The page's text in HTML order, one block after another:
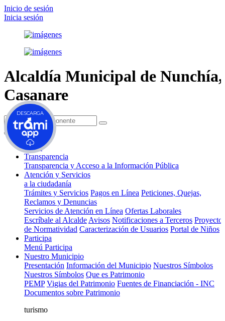
Inicio de sesión
Inicia sesión
Alcaldía Municipal de Nunchía,
Casanare
Inicio(current)
Transparencia
Transparencia y Acceso a la Información Pública
Atención y Servicios
a la ciudadanía
Trámites y Servicios Pagos en Línea Peticiones, Quejas,
Reclamos y Denuncias
Servicios de Atención en Línea Ofertas Laborales
Escríbale al Alcalde Avisos Notificaciones a Terceros Proyectos
de Normatividad Caracterización de Usuarios Portal de Niños
Participa
Menú Participa
Nuestro Municipio
Presentación Información del Municipio Nuestros Símbolos
Nuestros Símbolos Que es Patrimonio
PEMP Vigias del Patrimonio Fuentes de Financiación - INC
Documentos sobre Patrimonio
turismo
DESCARGA